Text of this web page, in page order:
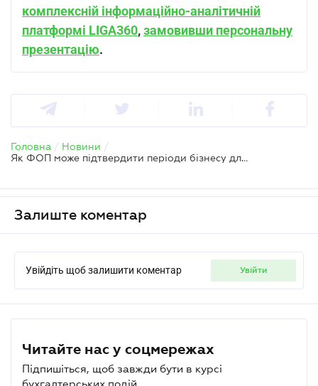
комплексній інформаційно-аналітичній
платформі LIGA360,замовивши персональну
презентацію.
Головна / Новини /
Як ФОП може підтвердити періоди бізнесу для свого страхового стажу
Залиште коментар
Увійдіть щоб залишити коментар увійти
Читайте нас у соцмережах
Підпишіться, щоб завжди бути в курсі
бухгалтерських подій.